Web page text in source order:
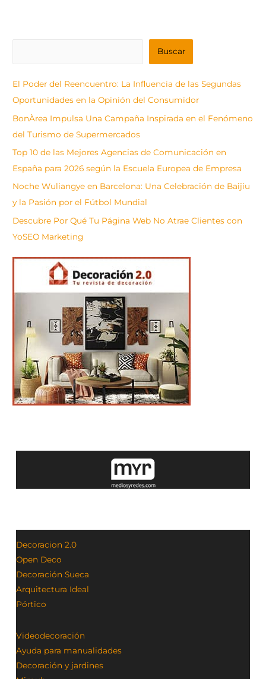
Buscar
El Poder del Reencuentro: La Influencia de las Segundas
Oportunidades en la Opinión del Consumidor
BonÀrea Impulsa Una Campaña Inspirada en el Fenómeno
del Turismo de Supermercados
Top 10 de las Mejores Agencias de Comunicación en
España para 2026 según la Escuela Europea de Empresa
Noche Wuliangye en Barcelona: Una Celebración de Baijiu
y la Pasión por el Fútbol Mundial
Descubre Por Qué Tu Página Web No Atrae Clientes con
YoSEO Marketing
Decoracion 2.0
Open Deco
Decoración Sueca
Arquitectura Ideal
Pórtico
Videodecoración
Ayuda para manualidades
Decoración y jardines